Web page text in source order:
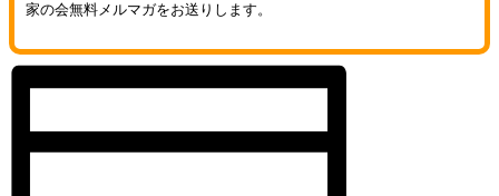
家の会無料メルマガをお送りします。